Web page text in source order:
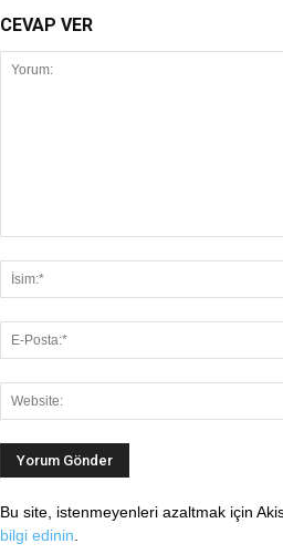
CEVAP VER
Bu site, istenmeyenleri azaltmak için
bilgi edinin.